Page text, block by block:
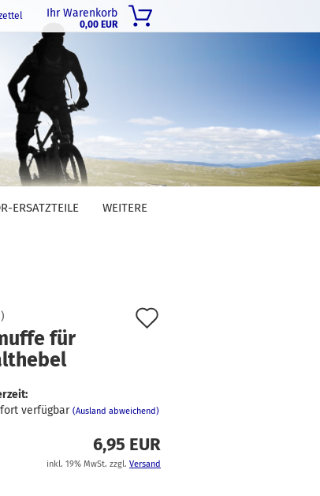
Ihr Warenkorb
0,00 EUR
ERSATZTEILE WEITERE
)
für
verfügbar (Ausland abweichend)
6,95 EUR
inkl. 19% MwSt. zzgl. Versand